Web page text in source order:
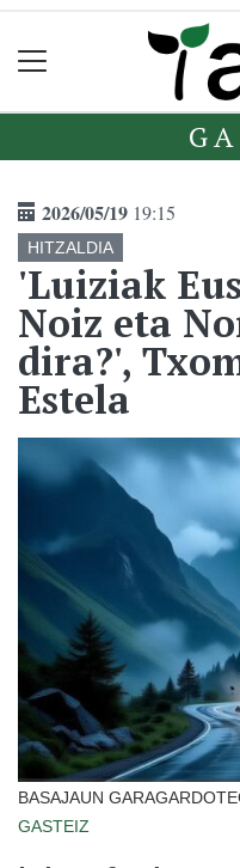
2026/05/19 19:15
HITZALDIA
'Luiziak
Noiz eta
dira?',
Estela
BASAJAUN
GASTEIZ